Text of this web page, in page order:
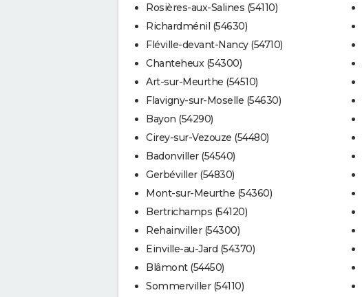
Rosières-aux-Salines (54110)
Richardménil (54630)
Fléville-devant-Nancy (54710)
Chanteheux (54300)
Art-sur-Meurthe (54510)
Flavigny-sur-Moselle (54630)
Bayon (54290)
Cirey-sur-Vezouze (54480)
Badonviller (54540)
Gerbéviller (54830)
Mont-sur-Meurthe (54360)
Bertrichamps (54120)
Rehainviller (54300)
Einville-au-Jard (54370)
Blâmont (54450)
Sommerviller (54110)